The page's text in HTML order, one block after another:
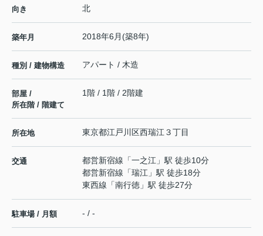
向き 北
築年月 2018年6月(築8年)
種別 / 建物構造 アパート / 木造
部屋 /
所在階 / 階建て
1階 / 1階 / 2階建
所在地 東京都江戸川区西瑞江 ３丁目
交通 都営新宿線 「一之江 」駅 徒歩10分
都営新宿線 「瑞江 」駅 徒歩18分
東西線 「南行徳 」駅 徒歩27分
駐車場 / 月額 - / -